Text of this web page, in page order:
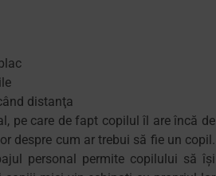
distanţa
pe care de fapt copilul îl are încă de
despre cum ar trebui să fie un copil.
personal permite copilului să îşi